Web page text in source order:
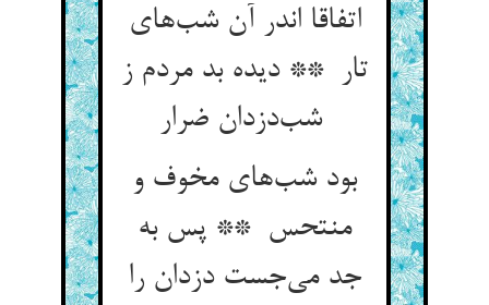
اتفاقا اندر آن شب‌های
تار ** دیده بد مردم ز
شب‌دزدان ضرار
بود شب‌های مخوف و
منتحس ** پس به
جد می‌جست دزدان را